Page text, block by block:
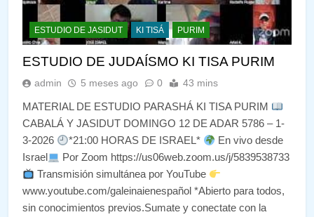
ESTUDIO DE JASIDUT KI TISÁ PURIM
ESTUDIO DE JUDAÍSMO KI TISA PURIM
admin 5 meses ago 0 43 mins
MATERIAL DE ESTUDIO PARASHÁ KI TISA PURIM
CABALÁ Y JASIDUT DOMINGO 12 DE ADAR 5786 – 1-
3-2026
*21:00 HORAS DE ISRAEL*
En vivo desde
Israel
Por Zoom https://us06web.zoom.us/j/5839538733
Transmisión simultánea por YouTube
www.youtube.com/galeinaienespañol *Abierto para todos,
sin conocimientos previos.Sumate y conectate con la